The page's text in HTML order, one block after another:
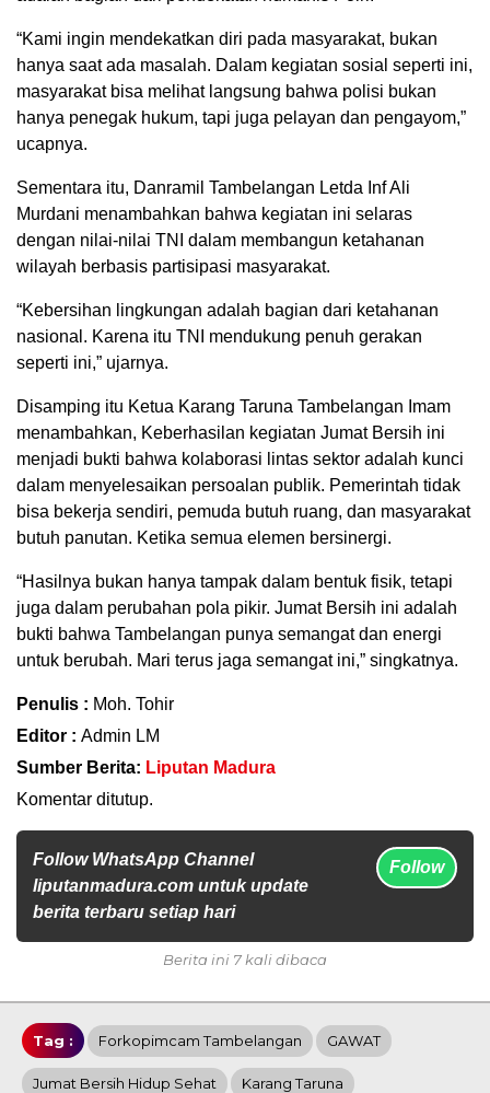
“Kami ingin mendekatkan diri pada masyarakat, bukan
hanya saat ada masalah. Dalam kegiatan sosial seperti ini,
masyarakat bisa melihat langsung bahwa polisi bukan
hanya penegak hukum, tapi juga pelayan dan pengayom,”
ucapnya.
Sementara itu, Danramil Tambelangan Letda Inf Ali
Murdani menambahkan bahwa kegiatan ini selaras
dengan nilai-nilai TNI dalam membangun ketahanan
wilayah berbasis partisipasi masyarakat.
“Kebersihan lingkungan adalah bagian dari ketahanan
nasional. Karena itu TNI mendukung penuh gerakan
seperti ini,” ujarnya.
Disamping itu Ketua Karang Taruna Tambelangan Imam
menambahkan, Keberhasilan kegiatan Jumat Bersih ini
menjadi bukti bahwa kolaborasi lintas sektor adalah kunci
dalam menyelesaikan persoalan publik. Pemerintah tidak
bisa bekerja sendiri, pemuda butuh ruang, dan masyarakat
butuh panutan. Ketika semua elemen bersinergi.
“Hasilnya bukan hanya tampak dalam bentuk fisik, tetapi
juga dalam perubahan pola pikir. Jumat Bersih ini adalah
bukti bahwa Tambelangan punya semangat dan energi
untuk berubah. Mari terus jaga semangat ini,” singkatnya.
Penulis : Moh. Tohir
Editor : Admin LM
Sumber Berita: Liputan Madura
Komentar ditutup.
Follow WhatsApp Channel
liputanmadura.com untuk update
berita terbaru setiap hari
Follow
Berita ini 7 kali dibaca
Tag : Forkopimcam Tambelangan GAWAT
Jumat Bersih Hidup Sehat Karang Taruna